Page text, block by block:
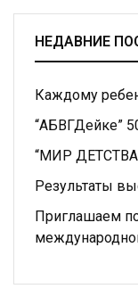
НЕДАВНИЕ
Каждому
“АБВГДейке”
“МИР
Результаты
Приглашаем